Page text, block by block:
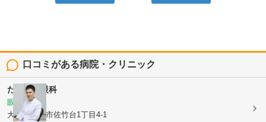
口コミがある病院・クリニック
たかやま眼科
眼科
大阪府吹田市佐竹台1丁目4-1